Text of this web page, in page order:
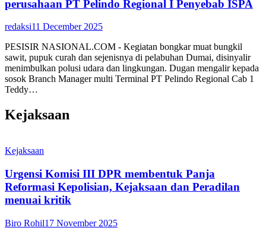
perusahaan PT Pelindo Regional I Penyebab ISPA
redaksi11 December 2025
PESISIR NASIONAL.COM - Kegiatan bongkar muat bungkil
sawit, pupuk curah dan sejenisnya di pelabuhan Dumai, disinyalir
menimbulkan polusi udara dan lingkungan. Dugan mengalir kepada
sosok Branch Manager multi Terminal PT Pelindo Regional Cab 1
Teddy…
Kejaksaan
Kejaksaan
Urgensi Komisi III DPR membentuk Panja
Reformasi Kepolisian, Kejaksaan dan Peradilan
menuai kritik
Biro Rohil17 November 2025